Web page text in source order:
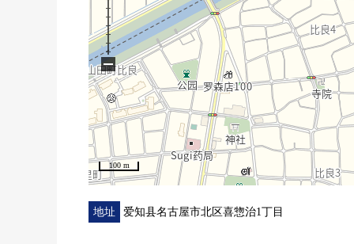
▼周边环境
・ 用地的在前面有喜惣治第一公园，也适应育儿的环
■在找想要的家方面给予帮助的━━━━━・・・
100 m
−
地址 爱知县名古屋市北区喜惣治1丁目